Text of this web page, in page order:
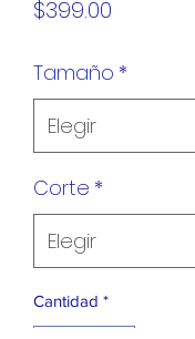
$399.00
Tamaño *
Corte *
Cantidad *